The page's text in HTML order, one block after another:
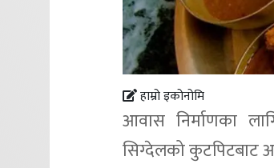
हाम्रो इकोनोमि
आवास निर्माणका
सिग्देलको कुटपिटबाट